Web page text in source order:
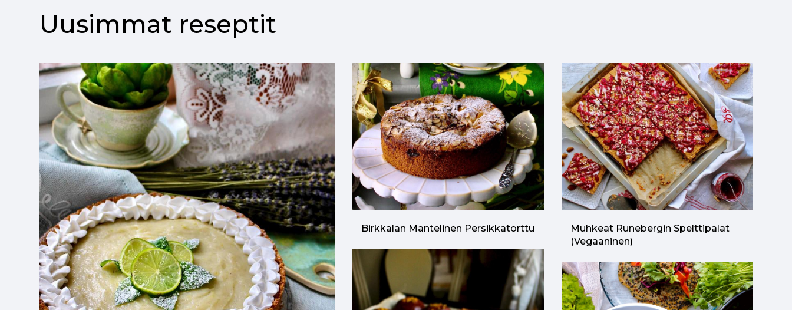
Uusimmat reseptit
Birkkalan Mantelinen Persikkatorttu
Muhkeat Runebergin Spelttipalat
(vegaaninen)